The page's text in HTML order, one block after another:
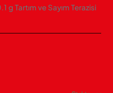
g Tartım ve Sayım Terazisi